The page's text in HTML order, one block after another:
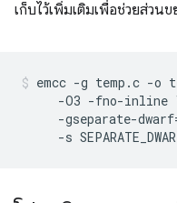
เก็บไว้เพิ่มเติมเพื่อช่วยส่วน
emcc -g temp.c -o
-O3 -fno-inline
-gseparate-